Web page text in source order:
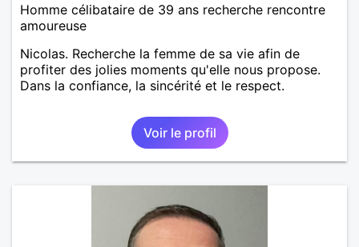
Homme célibataire de 39 ans recherche rencontre
amoureuse
Nicolas. Recherche la femme de sa vie afin de
profiter des jolies moments qu'elle nous propose.
Dans la confiance, la sincérité et le respect.
Voir le profil